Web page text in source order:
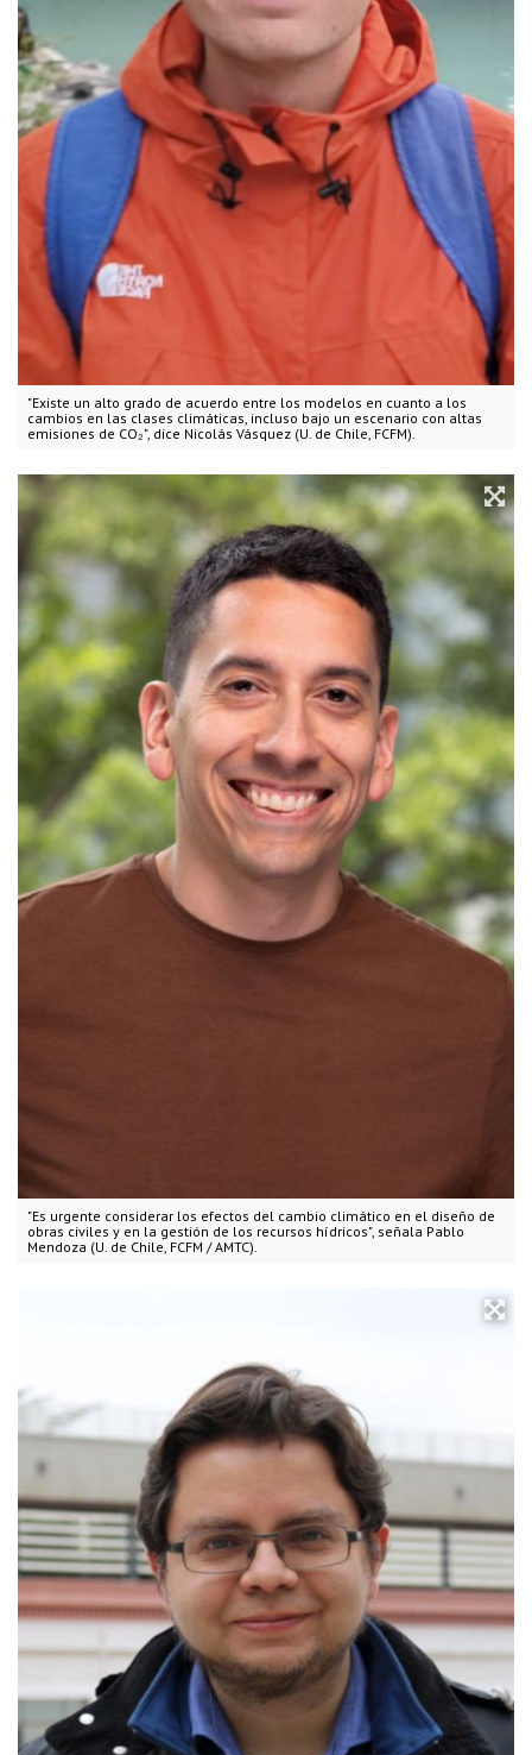
"Existe un alto grado de acuerdo entre los modelos en cuanto a los
cambios en las clases climáticas, incluso bajo un escenario con altas
emisiones de CO₂", dice Nicolás Vásquez (U. de Chile, FCFM).
"Es urgente considerar los efectos del cambio climático en el diseño de
obras civiles y en la gestión de los recursos hídricos", señala Pablo
Mendoza (U. de Chile, FCFM / AMTC).